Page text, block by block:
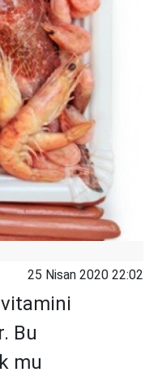
25 Nisan 2020 22:02
vitamini
Bu
mu